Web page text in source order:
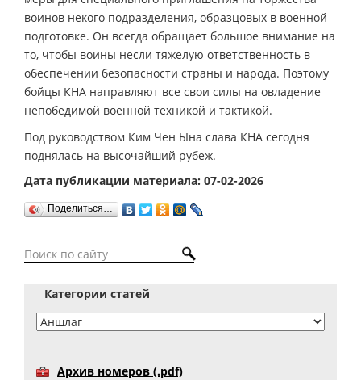
воинов некого подразделения, образцовых в военной
подготовке. Он всегда обращает большое внимание на
то, чтобы воины несли тяжелую ответственность в
обеспечении безопасности страны и народа. Поэтому
бойцы КНА направляют все свои силы на овладение
непобедимой военной техникой и тактикой.
Под руководством Ким Чен Ына слава КНА сегодня
поднялась на высочайший рубеж.
Дата публикации материала: 07-02-2026
Поделиться…
Категории статей
Архив номеров (.pdf)